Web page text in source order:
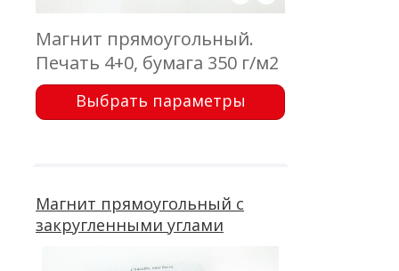
Магнит прямоугольный.
Печать 4+0, бумага 350 г/м2
мелованная, магнит
виниловый толщиной 0,7
Выбрать параметры
Магнит прямоугольный с
закругленными углами